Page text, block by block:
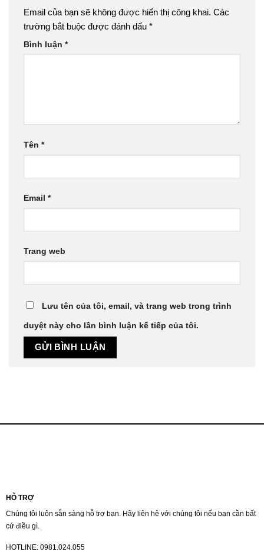
Email của bạn sẽ không được hiển thị công khai. Các
trường bắt buộc được đánh dấu *
Bình luận *
Tên *
Email *
Trang web
Lưu tên của tôi, email, và trang web trong trình
duyệt này cho lần bình luận kế tiếp của tôi.
HỖ TRỢ
Chúng tôi luôn sẵn sàng hỗ trợ bạn. Hãy liên hệ với chúng tôi nếu bạn cần bất
cứ điều gì.
HOTLINE: 0981.024.055